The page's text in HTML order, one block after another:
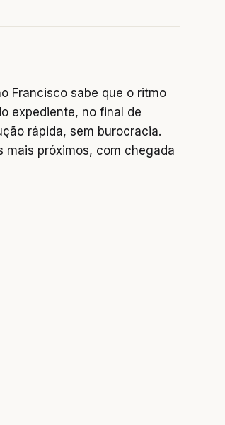
Francisco sabe que o ritmo
expediente, no final de
rápida, sem burocracia.
mais próximos, com chegada